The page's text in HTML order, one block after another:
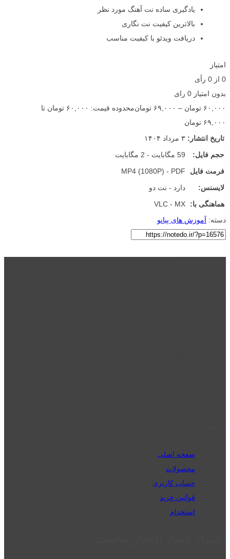
یادگیری ساده نت آهنگ مورد نظر
بالاترین کیفیت نت نگاری
دریافت ویدئو با کیفیت مناسب
امتیاز
0 از 0 رأی
بدون امتیاز 0 رای
۶۰,۰۰۰ تومان – ۶۹,۰۰۰ تومان
محدوده قیمت: ۶۰,۰۰۰ تومان تا
۶۹,۰۰۰ تومان
تاریخ انتشار: ۳ مرداد ۱۴۰۴
حجم فایل:
59 مگابایت - 2 مگابایت
فرمت فایل
MP4 (1080P) - PDF
لایسنس:
دارد - نت دو
هماهنگی با:
VLC - MX
دسته: آموزش های پیانو
صفحه اصلی
محصولات
حساب کاربری
قوانین خرید
استخدام